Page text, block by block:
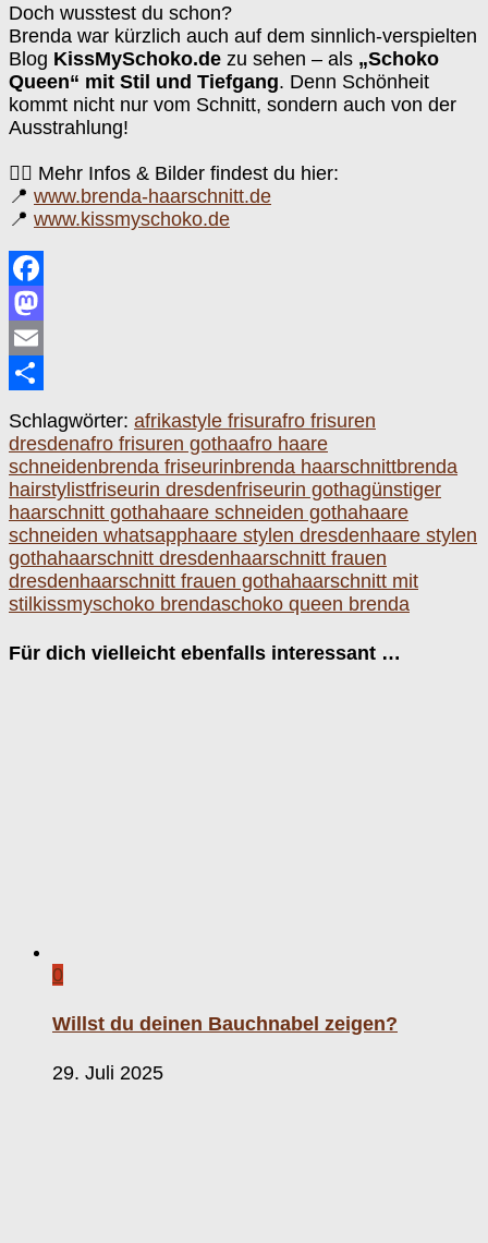
Doch wusstest du schon?
Brenda war kürzlich auch auf dem sinnlich-verspielten
Blog KissMySchoko.de zu sehen – als „Schoko
Queen“ mit Stil und Tiefgang. Denn Schönheit
kommt nicht nur vom Schnitt, sondern auch von der
Ausstrahlung!
👉🏽 Mehr Infos & Bilder findest du hier:
📍 www.brenda-haarschnitt.de
📍 www.kissmyschoko.de
Facebook
Mastodon
Email
Teilen
Schlagwörter: afrikastyle frisurafro frisuren
dresdenafro frisuren gothaafro haare
schneidenbrenda friseurinbrenda haarschnittbrenda
hairstylistfriseurin dresdenfriseurin gothagünstiger
haarschnitt gothahaare schneiden gothahaare
schneiden whatsapphaare stylen dresdenhaare stylen
gothahaarschnitt dresdenhaarschnitt frauen
dresdenhaarschnitt frauen gothahaarschnitt mit
stil kissmyschoko brendaschoko queen brenda
Für dich vielleicht ebenfalls interessant …
0
Willst du deinen Bauchnabel zeigen?
29. Juli 2025